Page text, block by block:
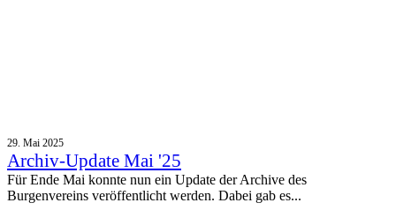
29. Mai 2025
Archiv-Update Mai '25
Für Ende Mai konnte nun ein Update der Archive des
Burgenvereins veröffentlicht werden. Dabei gab es...